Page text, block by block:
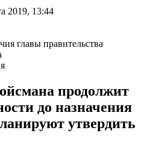
2019, 13:44
продолжит
до назначения
утвердить